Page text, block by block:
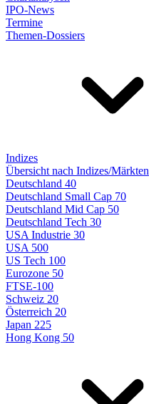
IPO-News
Termine
Themen-Dossiers
Indizes
Übersicht nach Indizes/Märkten
Deutschland 40
Deutschland Small Cap 70
Deutschland Mid Cap 50
Deutschland Tech 30
USA Industrie 30
USA 500
US Tech 100
Eurozone 50
FTSE-100
Schweiz 20
Österreich 20
Japan 225
Hong Kong 50